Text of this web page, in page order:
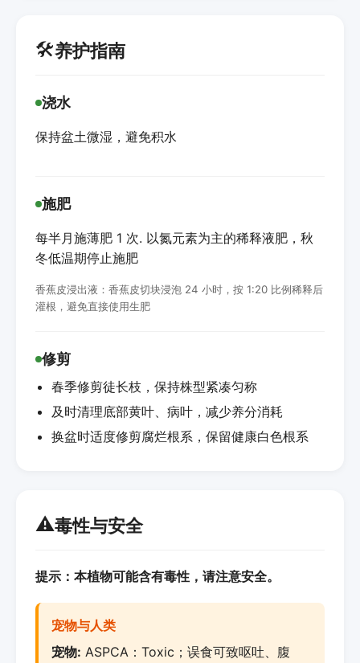
🛠️养护指南
浇水
保持盆土微湿，避免积水
施肥
每半月施薄肥 1 次. 以氮元素为主的稀释液肥，秋
冬低温期停止施肥
香蕉皮浸出液：香蕉皮切块浸泡 24 小时，按 1:20 比例稀释后
灌根，避免直接使用生肥
修剪
春季修剪徒长枝，保持株型紧凑匀称
及时清理底部黄叶、病叶，减少养分消耗
换盆时适度修剪腐烂根系，保留健康白色根系
⚠️毒性与安全
提示：本植物可能含有毒性，请注意安全。
宠物与人类
宠物: ASPCA：Toxic；误食可致呕吐、腹